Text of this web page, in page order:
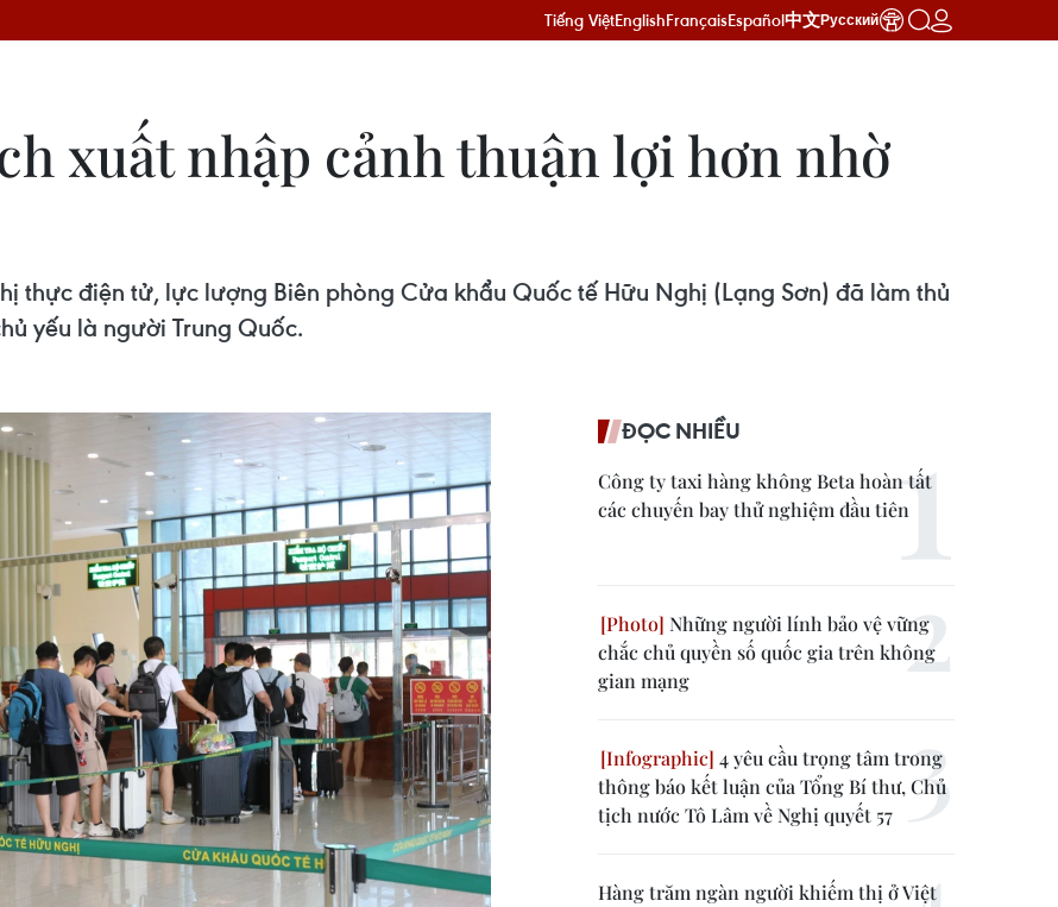
Tiếng ViệtEnglishFrançaisEspañol中文Русский
xuất nhập cảnh thuận lợi hơn nhờ
thực điện tử, lực lượng Biên phòng Cửa khẩu Quốc tế Hữu Nghị (Lạng Sơn) đã làm thủ
yếu là người Trung Quốc.
ĐỌC NHIỀU
Công ty taxi hàng không Beta hoàn tất
các chuyến bay thử nghiệm đầu tiên
Những người lính bảo vệ vững
chắc chủ quyền số quốc gia trên không
gian mạng
4 yêu cầu trọng tâm trong
thông báo kết luận của Tổng Bí thư, Chủ
tịch nước Tô Lâm về Nghị quyết 57
Hàng trăm ngàn người khiếm thị ở Việt